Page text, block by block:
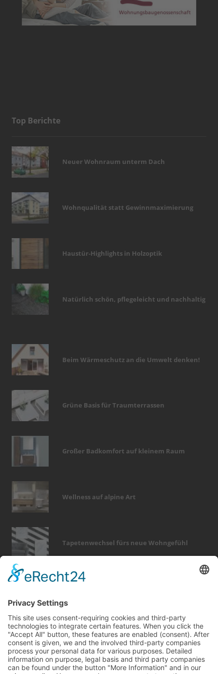
Top Berichte
Neuer Wohnraum unterm Dach
Wohnqualität statt Gewinnmaximierung
Haustür-Highlights in Holzoptik
Natürlich schön, pflegeleicht und nachhaltig
Beim Wärmeschutz an die Umwelt denken!
Grüne Basis für Traumterrassen
Großer Badkomfort auf kleinem Raum
Wellness auf alpine Art
Tapetenwechsel fürs neue Wohngefühl
rund ums haus wärme elektro
fußboden
fotovoltaik
holz photovoltaik
möbel
badezimmer
sanieren modernisieren
finanzierung